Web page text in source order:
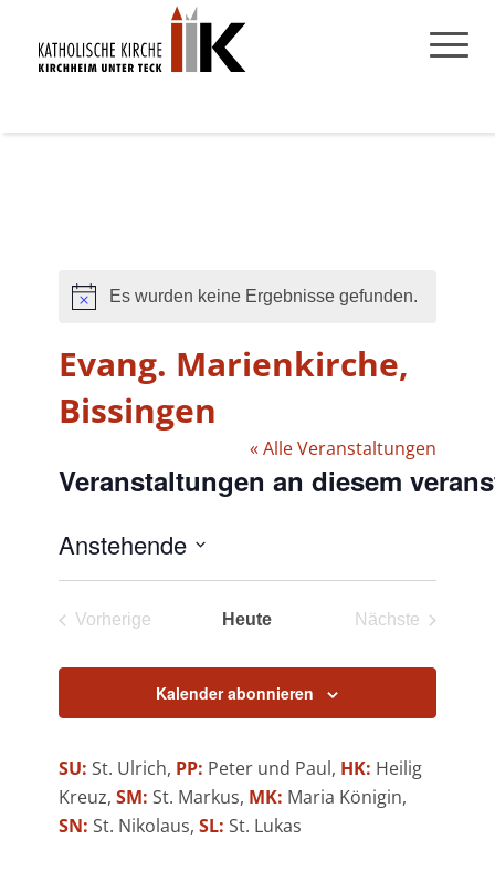
Hinweis
Es wurden keine Ergebnisse gefunden.
Evang. Marienkirche,
Bissingen
« Alle Veranstaltungen
Veranstaltungen an diesem
Anstehende
Datum
Vorherige
Heute
Nächste
Kalender abonnieren
SU: St. Ulrich, PP: Peter und Paul, HK: Heilig
Kreuz,SM: St. Markus, MK: Maria Königin,
SN: St. Nikolaus,SL: St. Lukas